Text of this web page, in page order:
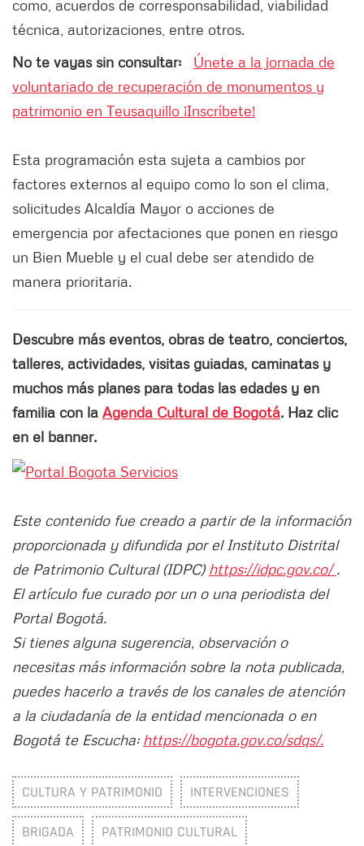
como, acuerdos de corresponsabilidad, viabilidad
técnica, autorizaciones, entre otros.
No te vayas sin consultar: Únete a la jornada de
voluntariado de recuperación de monumentos y
patrimonio en Teusaquillo ¡Inscríbete!
Esta programación esta sujeta a cambios por
factores externos al equipo como lo son el clima,
solicitudes Alcaldía Mayor o acciones de
emergencia por afectaciones que ponen en riesgo
un Bien Mueble y el cual debe ser atendido de
manera prioritaria.
Descubre más eventos, obras de teatro, conciertos,
talleres, actividades, visitas guiadas, caminatas y
muchos más planes para todas las edades y en
familia con la Agenda Cultural de Bogotá. Haz clic
en el banner.
Este contenido fue creado a partir de la información
proporcionada y difundida por el Instituto Distrital
de Patrimonio Cultural (IDPC) https://idpc.gov.co/.
El artículo fue curado por un o una periodista del
Portal Bogotá.
Si tienes alguna sugerencia, observación o
necesitas más información sobre la nota publicada,
puedes hacerlo a través de los canales de atención
a la ciudadanía de la entidad mencionada o en
Bogotá te Escucha: https://bogota.gov.co/sdqs/.
CULTURA Y PATRIMONIO INTERVENCIONES
BRIGADA PATRIMONIO CULTURAL